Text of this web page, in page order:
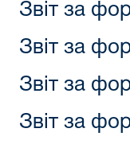
Звіт за
Звіт за
Звіт за
Звіт за